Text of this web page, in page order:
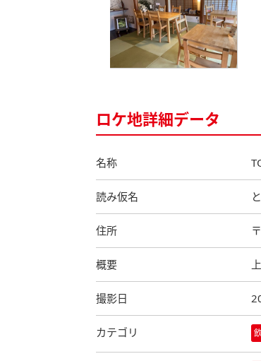
ロケ地詳細データ
名称
読み仮名
住所
概要
撮影日
カテゴリ